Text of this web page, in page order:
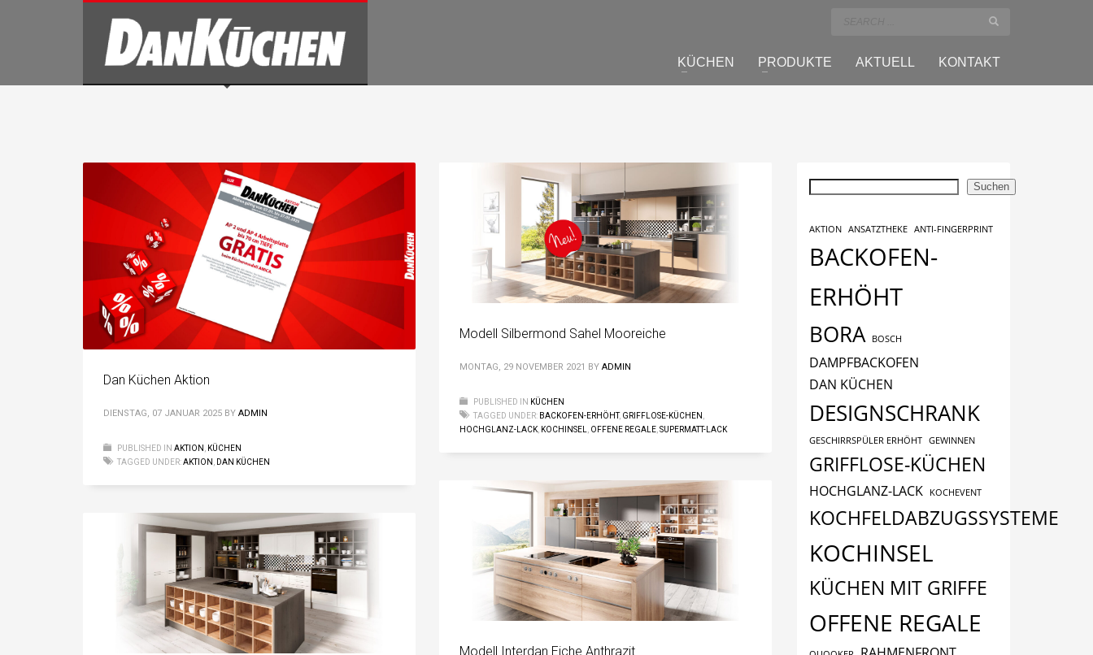
KÜCHEN PRODUKTE AKTUELL KONTAKT
Dan Küchen Aktion
DIENSTAG, 07 JANUAR 2025 BY ADMIN
PUBLISHED IN AKTION
KÜCHEN
TAGGED UNDER:AKTION DAN KÜCHEN
Modell Silbermond Sahel Mooreiche
MONTAG, 29 NOVEMBER 2021 BY ADMIN
PUBLISHED IN KÜCHEN
TAGGED UNDER: BACKOFEN-ERHÖHT, GRIFFLOSE-KÜCHEN
HOCHGLANZ-LACK KOCHINSEL OFFENE REGALE SUPERMATT-LACK
Modell Interdan Eiche Anthrazit
Suchen
AKTION ANSATZTHEKE ANTI-FINGERPRINT
BACKOFEN-
ERHÖHT
BORA BOSCH
DAMPFBACKOFEN
DAN KÜCHEN
DESIGNSCHRANK
GESCHIRRSPÜLER ERHÖHT GEWINNEN
GRIFFLOSE-KÜCHEN
HOCHGLANZ-LACK KOCHEVENT
KOCHFELDABZUGSSYSTEME
KOCHINSEL
KÜCHEN MIT GRIFFE
OFFENE REGALE